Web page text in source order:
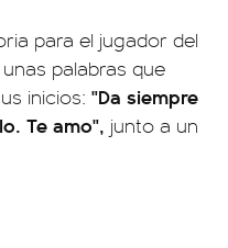
para el jugador del
palabras que
inicios: "Da siempre
Te amo", junto a un